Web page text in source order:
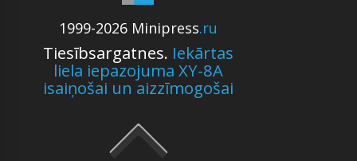
1999-2026 Minipress.ru
Tiesībsargatnes. Iekārtas
liela iepazojuma XY-8A
isaiņošai un aizzīmogošai